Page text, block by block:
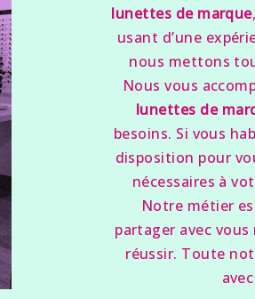
lunettes de marque
usant d’une
nous mettons
Nous vous
lunettes de
besoins. Si vous
disposition pour
nécessaires à
Notre métier
partager avec
réussir. Toute